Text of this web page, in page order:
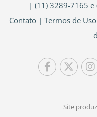
| (11) 3289-7165 e
Contato| Termos de Uso
Site